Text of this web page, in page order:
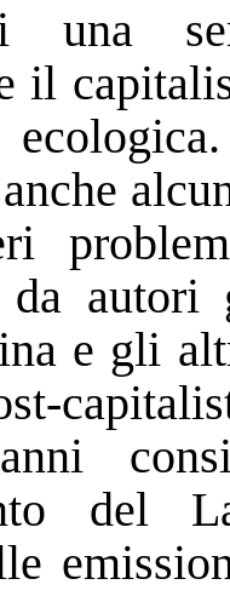
una
il
da
e gli
del